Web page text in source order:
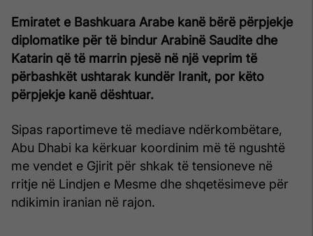
Emiratet e Bashkuara Arabe kanë bërë përpjekje
diplomatike për të bindur Arabinë Saudite dhe
Katarin që të marrin pjesë në një veprim të
përbashkët ushtarak kundër Iranit, por këto
përpjekje kanë dështuar.
Sipas raportimeve të mediave ndërkombëtare,
Abu Dhabi ka kërkuar koordinim më të ngushtë
me vendet e Gjirit për shkak të tensioneve në
rritje në Lindjen e Mesme dhe shqetësimeve për
ndikimin iranian në rajon.